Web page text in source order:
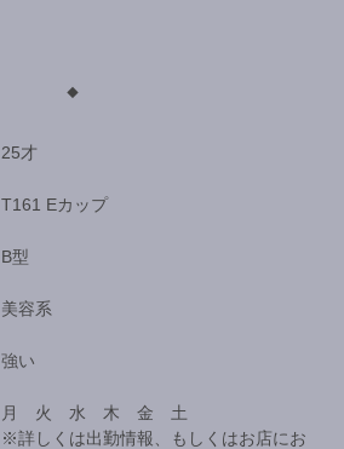
◆
25才
T161 Eカップ
B型
美容系
強い
月 火 水 木 金 土
※詳しくは出勤情報、もしくはお店にお